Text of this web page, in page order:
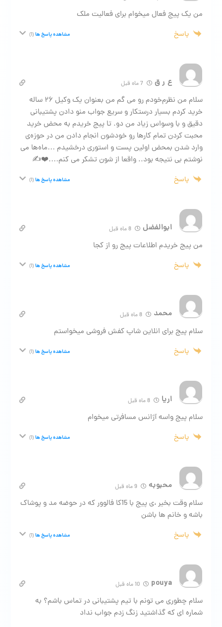
من یک پیج فعال میخوام برای فعالیت ملک
پاسخ مشاهده پاسخ ها(1)
ع ر ق
سلام من نظرم‌خودم رو می گم من بعنوان یک وکیل ۲۶ ساله
خرید کردم بسیار درستکار و سریع جواب منو دادن پشتیبانی
دقیق و با وسواس زیاد من دو. تا پیج خریدم به محض خرید
محبت کردن تمام کارها رو خودشون انجام دادن من در حوزه‌ی
‌وارد شدن بمحض اولین پست و استوری درخشیدم …ماه‌ها می
نوشتم بی نتیجه بود..‌ واقعا از شون تشکر می کنم….❤️✍️
پاسخ مشاهده پاسخ ها(1)
ابوالفضل 8 ماه قبل
من پیج خریدم اطلاعات پیج رو از کجا
پاسخ مشاهده پاسخ ها(1)
محمد 8 ماه قبل
سلام پیج برای انلاین شاپ کفش فروشی میخواستم
پاسخ مشاهده پاسخ ها(1)
اریا 8 ماه قبل
سلام پیج واسه آژانس مسافرتی میخوام
پاسخ مشاهده پاسخ ها(1)
محبوبه
سلام وقت بخیر ،ی پیج با 15کا فالوور که در حوضه مد و پوشاک
باشه و خانم ها باشن
پاسخ مشاهده پاسخ ها(1)
pouya
سلام چطوری می تونم با تیم پشتیبانی در تماس باشم؟ به
شماره ای که گذاشتید زنگ زدم جواب نداد